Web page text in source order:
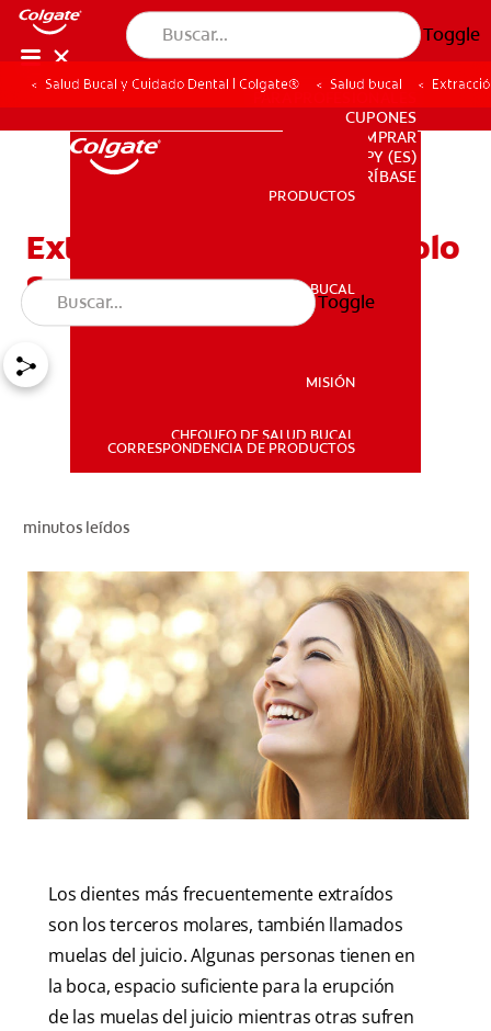
Toggle
PRODUCTOS
SALUD BUCAL
PARA PROFESIONALES
CUPONES
DONDE COMPRAR
PY (ES)
PARA PROFESIONALES
CUPONES
DONDE COMPRAR
PY (ES)
SUSCRÍBASE
PRODUCTOS
SALUD BUCAL
MISIÓN
CHEQUEO DE SALUD BUCAL
CORRESPONDENCIA DE PRODUCTOS
Toggle
Salud Bucal y Cuidado Dental | Colgate® Salud bucal
Extracción Dental Y Alvéolo
Seco
minutos leídos
Los dientes más frecuentemente extraídos
son los terceros molares, también llamados
muelas del juicio. Algunas personas tienen en
la boca, espacio suficiente para la erupción
de las muelas del juicio mientras otras sufren